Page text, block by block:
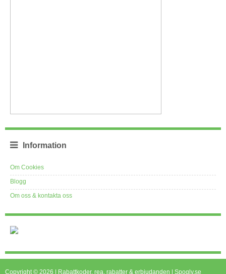
Information
Om Cookies
Blogg
Om oss & kontakta oss
Copyright © 2026 | Rabattkoder, rea, rabatter & erbjudanden | Spogly.se